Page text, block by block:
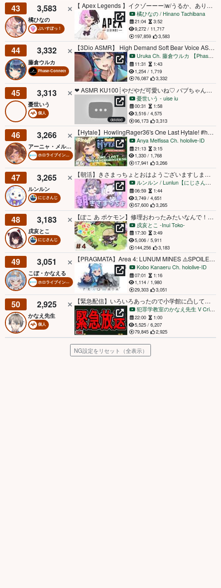
43 3,583
橘ひなの
ぶいすぽっ！
【 Apex Legends 】イクゾーーー❕w/うるか、ありさか 【ぶいすぽっ！/橘ひなの】
橘ひなの / Hinano Tachibana
21:04
3:52
9,272 / 11,717
197,859
3,583
44 3,332
藤倉ウルカ
Phase-Connect
【3Dio ASMR】 High Demand Soft Bear Voice ASMR
Uruka Ch. 藤倉ウルカ 【Phase Connect】
11:31
1:43
1,254 / 1,719
76,087
3,332
45 3,313
憂世いう
個人
❤︎ ASMR KU100┊やだやだ可愛いね♡ バブちゃんよちよちあやされておねんねしよ？🩷 心と身体が回復しちゃう睡眠導入♡[ 睡眠導入 吐息 ear cleaning Mouthsound ]
deleted
憂世いう - uise iu
00:31
1:58
3,516 / 4,575
96,173
3,313
46 3,266
アーニャ・メルフィッサ
ホロライブインドネシア
【Hytale】HowlingRager36's One Last Hytale! #holohytale【hololive ID 2nd Gen | Anya Melfissa】
Anya Melfissa Ch. hololive-ID
21:13
3:15
1,330 / 1,768
17,941
3,266
47 3,265
ルンルン
にじさんじ
【朝活】きさまっちょとおはようございますしましょ🎶【ルンルン/にじさんじ】
ルンルン / Lunlun【にじさんじ】
06:59
1:44
3,749 / 4,651
57,600
3,265
48 3,183
戌亥とこ
にじさんじ
【ぽこ あ ポケモン】修理おわったみたいなんで！！とりあえずみよう！！！！【戌亥とこ/にじさんじ】
戌亥とこ -Inui Toko-
17:30
3:49
5,006 / 5,911
144,256
3,183
49 3,051
こぼ・かなえる
ホロライブインドネシア
【PRAGMATA】Area 4: LUNUM MINES ⚠️SPOILER ALERT⚠️
Kobo Kanaeru Ch. hololive-ID
07:01
1:16
1,114 / 1,980
29,303
3,051
50 2,925
かなえ先生
個人
【緊急配信】いろいろあったので小学館に凸してきました【かなえ先生の雑談】
犯罪学教室のかなえ先生 V Criminologist
22:00
1:00
5,525 / 6,207
79,845
2,925
NG設定をリセット（全表示）